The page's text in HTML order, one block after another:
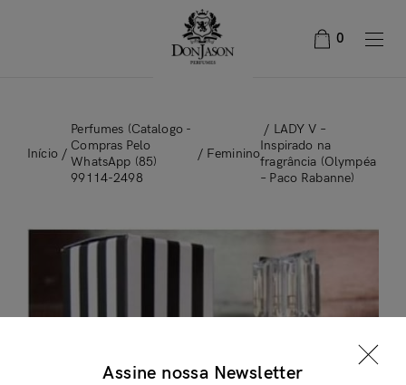
0
Início/
Perfumes (Catalogo -
Compras Pelo
WhatsApp (85)
99114-2498
/ Feminino
/ LADY V –
Inspirado na
fragrância (Olympéa
– Paco Rabanne)
Assine nossa Newsletter
×